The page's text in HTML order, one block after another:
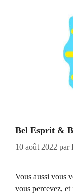
Bel Esprit &
10 août 2022 par
Vous aussi vous
vous percevez,